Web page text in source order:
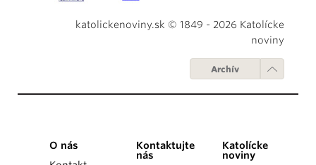
katolickenoviny.sk © 1849 - 2026 Katolícke
noviny
Archív
O nás
Kontaktujte
nás
Katolícke
noviny